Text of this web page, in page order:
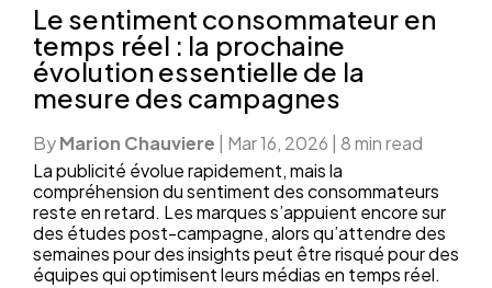
Le sentiment consommateur en
temps réel : la prochaine
évolution essentielle de la
mesure des campagnes
ByMarion Chauviere Mar 16, 2026 8 min read
La publicité évolue rapidement, mais la
compréhension du sentiment des consommateurs
reste en retard. Les marques s’appuient encore sur
des études post-campagne, alors qu’attendre des
semaines pour des insights peut être risqué pour des
équipes qui optimisent leurs médias en temps réel.